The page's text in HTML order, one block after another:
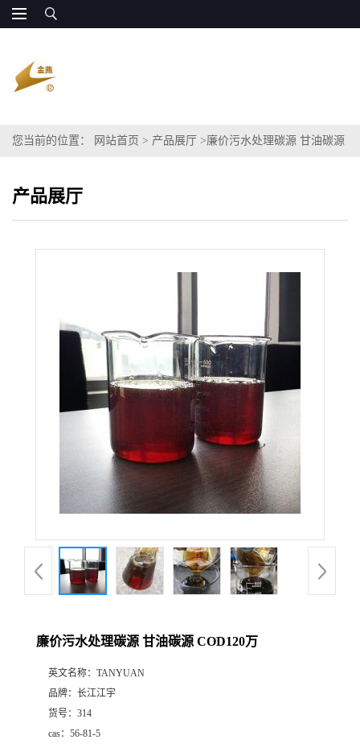
您当前的位置： 网站首页 > 产品展厅 >廉价污水处理碳源 甘油碳源
产品展厅
廉价污水处理碳源 甘油碳源 COD120万
英文名称： TANYUAN
品牌： 长江江宇
货号： 314
cas： 56-81-5